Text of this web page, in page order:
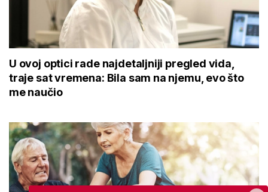
U ovoj optici rade najdetaljniji pregled vida,
traje sat vremena: Bila sam na njemu, evo što
me naučio